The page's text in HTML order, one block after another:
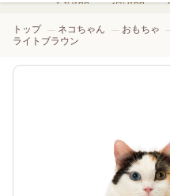
トップ ネコちゃん おもちゃ
ライトブラウン